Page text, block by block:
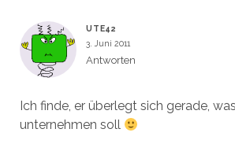
UTE42
3. Juni 2011
Antworten
Ich finde, er überlegt sich gerade,
unternehmen soll